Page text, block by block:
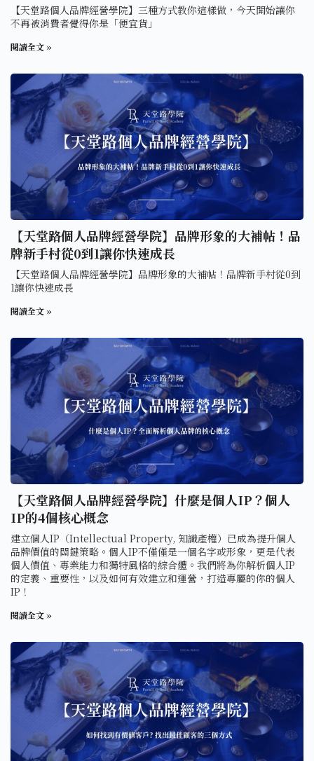
【天堂路個人品牌經營學院】三種方式教你這樣做，今天開始讓你
不再被消費者覺得你是「便宜貨」
閱讀全文 »
【天堂路個人品牌經營學院】品牌形象的大補帖！品
牌新手村從0到1讓你快速成長
【天堂路個人品牌經營學院】品牌形象的大補帖！品牌新手村從0到
1讓你快速成長
閱讀全文 »
【天堂路個人品牌經營學院】什麼是個人IP？個人
IP的4個核心概念
建立個人IP（Intellectual Property, 知識產權）已成為提升個人
品牌價值的關鍵策略。個人IP不僅僅是一個名字或形象，更是代表
個人價值、專業能力和獨特風格的綜合體。我們將為你解析個人IP
的定義、重要性，以及如何有效建立和運營，打造專屬的你的個人
IP！
閱讀全文 »